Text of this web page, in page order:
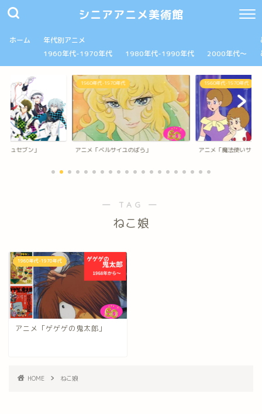
シニアアニメ美術館
ホーム
年代別アニメ
1960年代-1970年代
1980年代-1990年代 2000年代～
シュセブン」
1960年代-1970年代
アニメ「ベルサイユのばら」
1960年代-1970年代
アニメ「魔法使いサリ
― TAG ―
ねこ娘
1960年代-1970年代
アニメ「ゲゲゲの鬼太郎」
HOME ねこ娘